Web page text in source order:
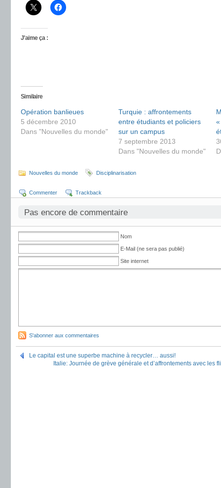
J’aime ça :
Similaire
Opération banlieues
5 décembre 2010
Dans "Nouvelles du monde"
Turquie : affrontements
entre étudiants et policiers
sur un campus
7 septembre 2013
Dans "Nouvelles du monde"
Nouvelles du monde Disciplinarisation
Commenter Trackback
Pas encore de commentaire
Nom
E-Mail (ne sera pas publié)
Site internet
S'abonner aux commentaires
Le capital est une superbe machine à recycler… aussi!
Italie: Journée de grève générale et d’affrontements avec les